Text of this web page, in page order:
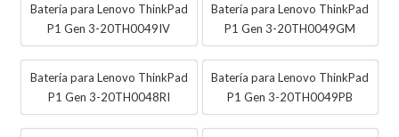
Batería para Lenovo ThinkPad
P1 Gen 3-20TH0049IV
Batería para Lenovo ThinkPad
P1 Gen 3-20TH0049GM
Batería para Lenovo ThinkPad
P1 Gen 3-20TH0048RI
Batería para Lenovo ThinkPad
P1 Gen 3-20TH0049PB